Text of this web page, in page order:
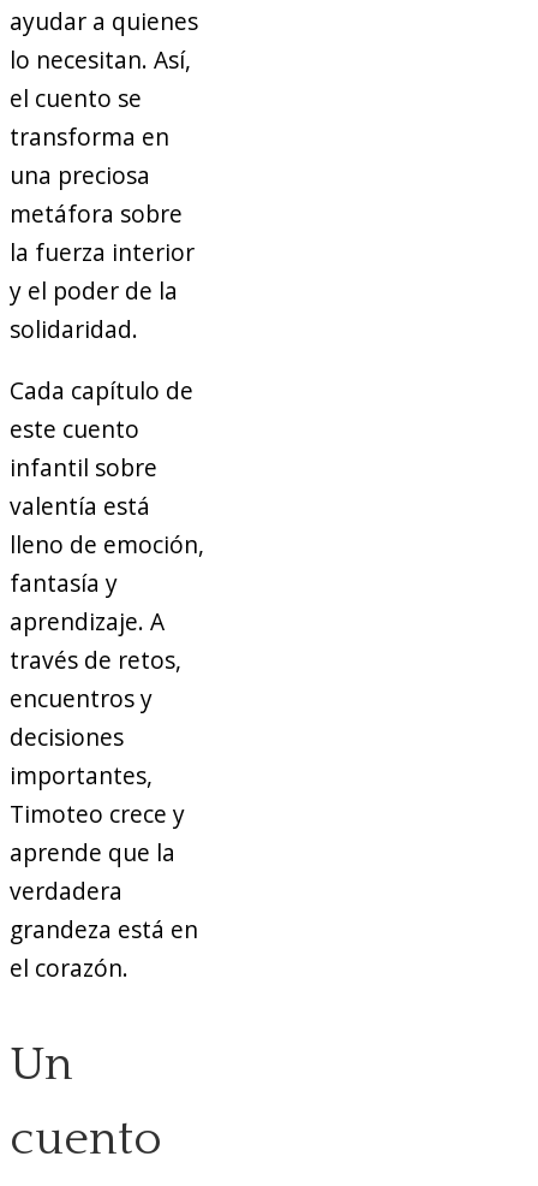
ayudar a quienes
lo necesitan. Así,
el cuento se
transforma en
una preciosa
metáfora sobre
la fuerza interior
y el poder de la
solidaridad.
Cada capítulo de
este cuento
infantil sobre
valentía está
lleno de emoción,
fantasía y
aprendizaje. A
través de retos,
encuentros y
decisiones
importantes,
Timoteo crece y
aprende que la
verdadera
grandeza está en
el corazón.
Un
cuento